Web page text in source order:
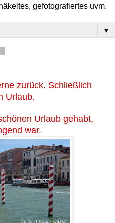
gefotografiertes uvm.
▼
zurück. Schließlich
Urlaub.
Urlaub gehabt,
war.